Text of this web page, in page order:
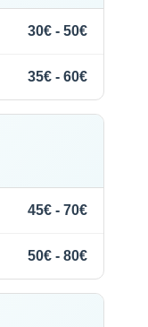
30€ - 50€
35€ - 60€
45€ - 70€
50€ - 80€